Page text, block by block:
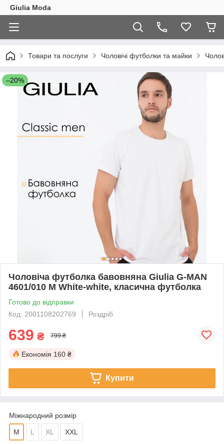
Giulia Moda
Товари та послуги Чоловічі футболки та майки
–20%
Чоловіча футболка бавовняна Giulia G-MAN
4601/010 M White-white, класична футболка
Готово до відправки
Код: 2001108202769
Роздріб
639 ₴ 799 ₴
Економія 160 ₴
Купити
Міжнародний розмір
M L XL XXL